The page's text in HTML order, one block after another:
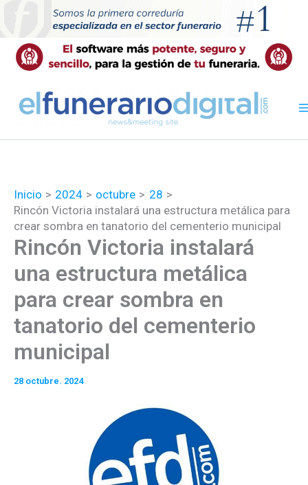
contenido
Inicio 2024 octubre
28
Rincón Victoria instalará una estructura metálica para
crear sombra en tanatorio del cementerio municipal
Rincón Victoria instalará
una estructura metálica
para crear sombra en
tanatorio del cementerio
municipal
28 octubre. 2024